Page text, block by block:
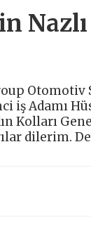
iş Adamı
Kolları
dilerim.